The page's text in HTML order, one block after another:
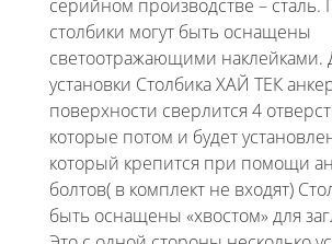
серийном производстве –
столбики могут быть оснащены
светоотражающими наклейками.
установки Столбика ХАЙ ТЕК
поверхности сверлится 4
которые потом и будет
который крепится при помощи
болтов( в комплект не входят)
быть оснащены «хвостом» для